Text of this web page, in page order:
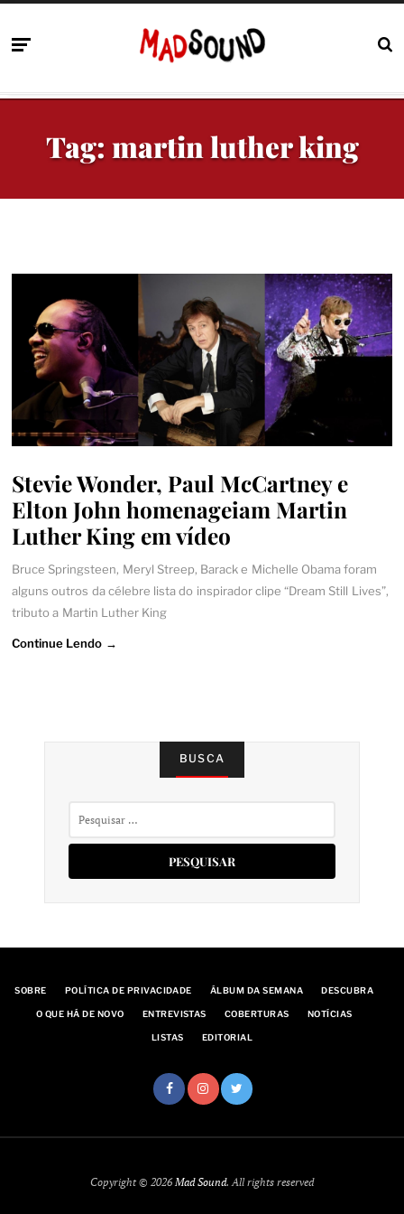
Tag: martin luther king
Stevie Wonder, Paul McCartney e
Elton John homenageiam Martin
Luther King em vídeo
Bruce Springsteen, Meryl Streep, Barack e Michelle Obama foram
alguns outros da célebre lista do inspirador clipe “Dream Still Lives”,
tributo a Martin Luther King
Continue Lendo →
BUSCA
SOBRE POLÍTICA DE PRIVACIDADE ÁLBUM DA SEMANA DESCUBRA
O QUE HÁ DE NOVO ENTREVISTAS COBERTURAS NOTÍCIAS
LISTAS EDITORIAL
Copyright © 2026Mad Sound. All rights reserved